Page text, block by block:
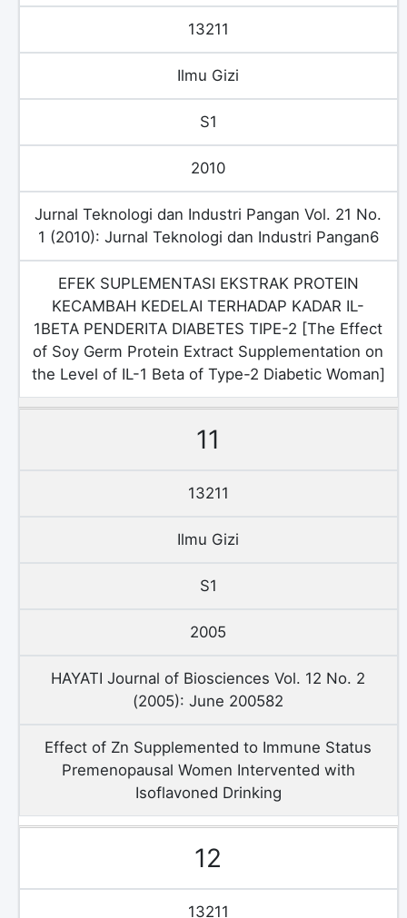
13211
Ilmu Gizi
S1
2010
Jurnal Teknologi dan Industri Pangan Vol. 21 No.
1 (2010): Jurnal Teknologi dan Industri Pangan6
EFEK SUPLEMENTASI EKSTRAK PROTEIN
KECAMBAH KEDELAI TERHADAP KADAR IL-
1BETA PENDERITA DIABETES TIPE-2 [The Effect
of Soy Germ Protein Extract Supplementation on
the Level of IL-1 Beta of Type-2 Diabetic Woman]
11
13211
Ilmu Gizi
S1
2005
HAYATI Journal of Biosciences Vol. 12 No. 2
(2005): June 200582
Effect of Zn Supplemented to Immune Status
Premenopausal Women Intervented with
Isoflavoned Drinking
12
13211